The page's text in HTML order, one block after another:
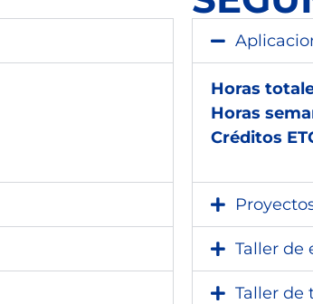
Horas
Horas
Créditos
Taller de
Taller de